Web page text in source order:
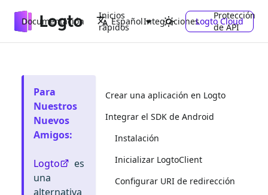
Documentación
Inicios
rápidos
Integraciones
Protección
de API
Español Logto Cloud
Para
Nuestros
Nuevos
Amigos:
Logto
es
una
alternativa
Crear una aplicación en Logto
Integrar el SDK de Android
Instalación
Inicializar LogtoClient
Configurar URI de redirección